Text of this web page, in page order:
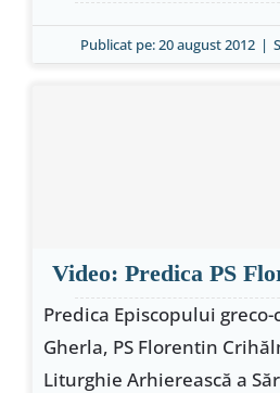
Publicat pe: 20 august 2012 |
Video: Predica PS
Predica Episcopului
Gherla, PS Florentin
Liturghie Arhierească a